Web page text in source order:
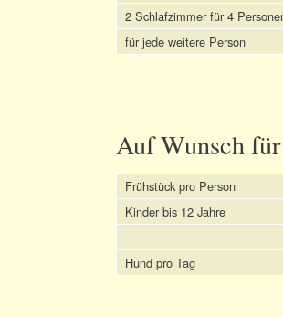
2 Schlafzimmer für 4
für jede weitere Person
Auf Wunsch
Frühstück pro Person
Kinder bis 12 Jahre
Hund pro Tag